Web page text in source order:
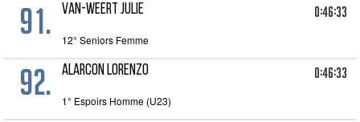
91. VAN-WEERT JULIE 0:46:33
12° Seniors Femme
92. ALARCON LORENZO 0:46:33
1° Espoirs Homme (U23)